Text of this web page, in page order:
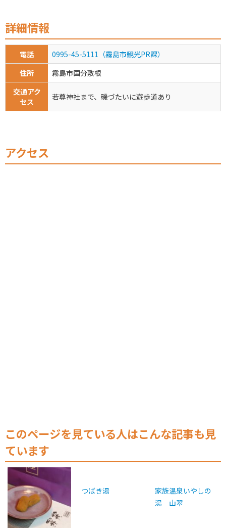
詳細情報
電話
0995-45-5111（霧島市観光PR課）
住所
霧島市国分敷根
交通アク
セス
若尊神社まで、磯づたいに遊歩道あり
アクセス
このページを見ている人はこんな記事も見
ています
つばき湯
家族温泉いやしの
湯 山翠